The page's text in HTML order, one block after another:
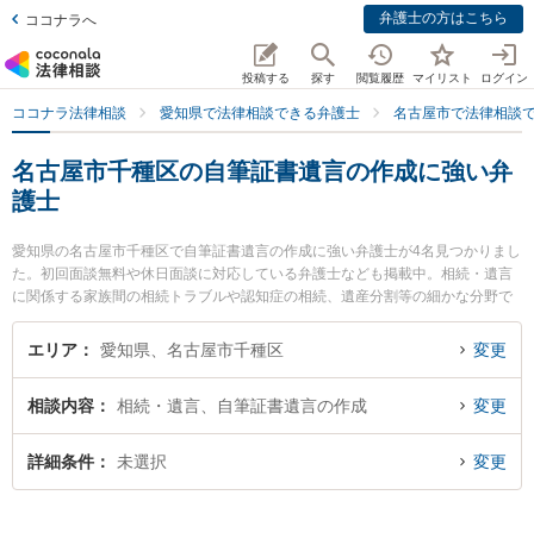
ココナラへ 弁護士の方はこちら
投稿する 探す 閲覧履歴 マイリスト ログイン
ココナラ法律相談 愛知県で法律相談できる弁護士 名古屋市で法律相談
名古屋市千種区の自筆証書遺言の作成に強い弁
護士
愛知県の名古屋市千種区で自筆証書遺言の作成に強い弁護士が4名見つかりまし
た。初回面談無料や休日面談に対応している弁護士なども掲載中。相続・遺言
に関係する家族間の相続トラブルや認知症の相続、遺産分割等の細かな分野で
の絞り込み検索もでき便利です。特によつば法律事務所の鈴木 隆史弁護士や星
ヶ丘法律事務所の宮城 佳典弁護士、弁護士法人名古屋北法律事務所 ちくさ事務
ブルを今すぐに弁護士に相談したい』『自筆証書遺言の作成のトラブル解決の
実績豊富な近くの弁護士を検索したい』『初回相談無料で自筆証書遺言の作成
を法律相談できる名古屋市千種区内の弁護士に相談予約したい』などでお困り
エリア 愛知県、名古屋市千種区 変更
相談内容 相続・遺言、自筆証書遺言の作成 変更
詳細条件 未選択 変更